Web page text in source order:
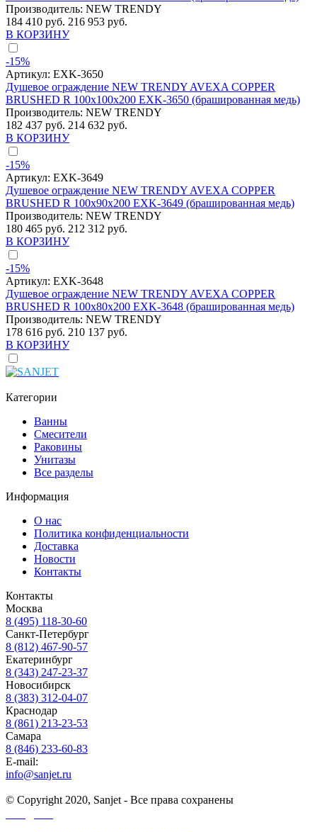
Производитель: NEW TRENDY
184 410 руб. 216 953 руб.
В КОРЗИНУ
-15%
Артикул: EXK-3650
Душевое ограждение NEW TRENDY AVEXA COPPER
BRUSHED R 100x100x200 EXK-3650 (брашированная медь)
Производитель: NEW TRENDY
182 437 руб. 214 632 руб.
В КОРЗИНУ
-15%
Артикул: EXK-3649
Душевое ограждение NEW TRENDY AVEXA COPPER
BRUSHED R 100x90x200 EXK-3649 (брашированная медь)
Производитель: NEW TRENDY
180 465 руб. 212 312 руб.
В КОРЗИНУ
-15%
Артикул: EXK-3648
Душевое ограждение NEW TRENDY AVEXA COPPER
BRUSHED R 100x80x200 EXK-3648 (брашированная медь)
Производитель: NEW TRENDY
178 616 руб. 210 137 руб.
В КОРЗИНУ
Категории
Ванны
Смесители
Раковины
Унитазы
Все разделы
Информация
О нас
Политика конфиденциальности
Доставка
Новости
Контакты
Контакты
Москва
8 (495) 118-30-60
Санкт-Петербург
8 (812) 467-90-57
Екатеринбург
8 (343) 247-23-37
Новосибирск
8 (383) 312-04-07
Краснодар
8 (861) 213-23-53
Самара
8 (846) 233-60-83
E-mail:
info@sanjet.ru
© Copyright 2020, Sanjet - Все права сохранены